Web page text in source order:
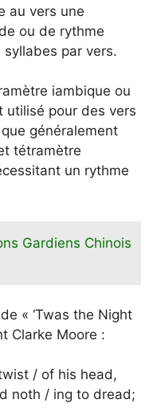
au vers une
ou de rythme
par vers.
iambique ou
utilisé pour des vers
généralement
tétramètre
un rythme
Gardiens Chinois
« ‘Twas the Night
Clarke Moore :
/ of his head,
noth / ing to dread;